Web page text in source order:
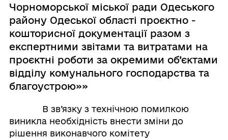
Чорноморської міської ради Одеського
району Одеської області проєктно -
кошторисної документації разом з
експертними звітами та витратами на
проєктні роботи за окремими об’єктами
відділу комунального господарства та
благоустрою»»
В зв’язку з технічною помилкою
виникла необхідність внести зміни до
рішення виконавчого комітету